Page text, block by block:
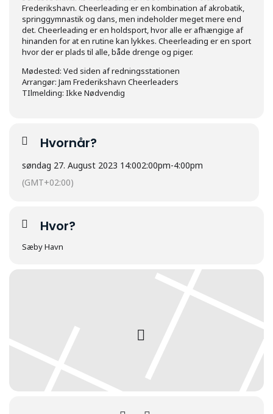
Frederikshavn. Cheerleading er en kombination af akrobatik,
springgymnastik og dans, men indeholder meget mere end
det. Cheerleading er en holdsport, hvor alle er afhængige af
hinanden for at en rutine kan lykkes. Cheerleading er en sport
hvor der er plads til alle, både drenge og piger.
Mødested: Ved siden af redningsstationen
Arrangør: Jam Frederikshavn Cheerleaders
TIlmelding: Ikke Nødvendig
Hvornår?
søndag 27. August 2023 14:002:00pm-4:00pm
(GMT+02:00)
Hvor?
Sæby Havn